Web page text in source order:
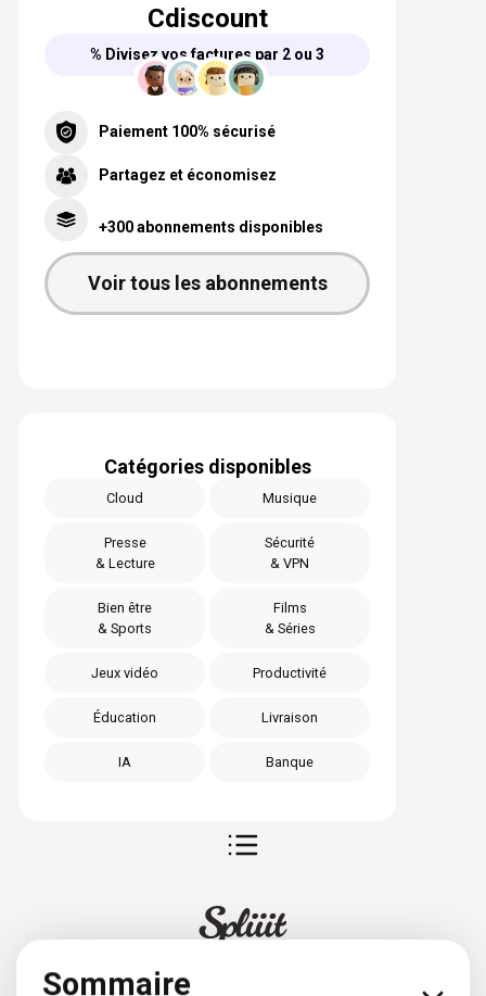
Cdiscount
% Divisez vos factures par 2 ou 3
Paiement 100% sécurisé
Partagez et économisez
+300 abonnements disponibles
Voir tous les abonnements
Catégories disponibles
Cloud Musique
Presse
& Lecture
Sécurité
& VPN
Bien être
& Sports
Films
& Séries
Jeux vidéo Productivité
Éducation Livraison
IA Banque
Sommaire